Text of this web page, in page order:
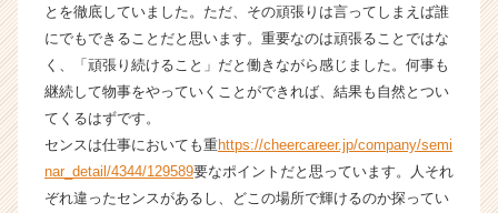
業
か
ら
ス
ト
が
届
とを徹底していました。ただ、その頑張りは言ってしまえば誰
にでもできることだと思います。重要なのは頑張ることではな
く、「頑張り続けること」だと働きながら感じました。何事も
継続して物事をやっていくことができれば、結果も自然とつい
てくるはずです。
センスは仕事においても重https://cheercareer.jp/company/semi
nar_detail/4344/129589要なポイントだと思っています。人それ
ぞれ違ったセンスがあるし、どこの場所で輝けるのか探ってい